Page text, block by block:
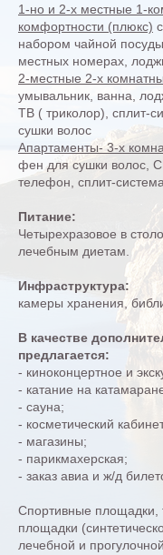
1-но и 2-х местные 1-
комфортности (плюкс)
набором чайной
местных номерах,
2-местные 2-х
умывальник, ванна,
ТВ ( триколор), сплит-
сушки волос
Апартаменты- 3-х
фен для сушки волос,
телефон, сплит-система.
Питание:
Четырехразовое в
лечебным диетам.
Инфраструктура:
камеры хранения,
В качестве
предлагается:
- киноконцертное и
- катание на
- сауна;
- косметический
- магазины;
- парикмахерская;
- заказ авиа и ж/д
Спортивные площадки,
площадки
лечебной и